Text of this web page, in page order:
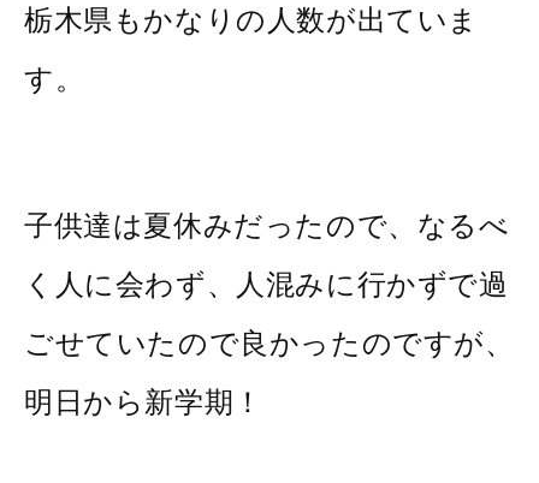
栃木県もかなりの人数が出ていま
す。
子供達は夏休みだったので、なるべ
く人に会わず、人混みに行かずで過
ごせていたので良かったのですが、
明日から新学期！